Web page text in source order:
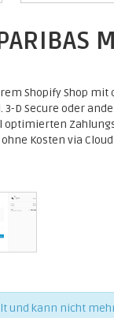
Shopify Shop
D Secure oder
optimierten
Kosten via
und kann nicht